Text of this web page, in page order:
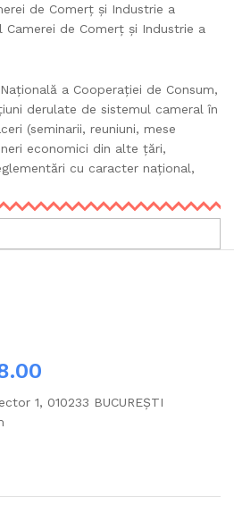
de Comerț și Industrie a
Camerei de Comerț și Industrie a
Națională a Cooperației de Consum,
derulate de sistemul cameral în
(seminarii, reuniuni, mese
economici din alte țări,
cu caracter național,
1, 010233 BUCUREŞTI